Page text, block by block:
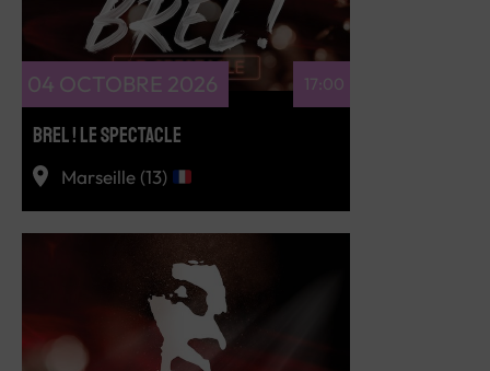
04 OCTOBRE 2026 17:00
BREL ! LE SPECTACLE
Marseille (13)